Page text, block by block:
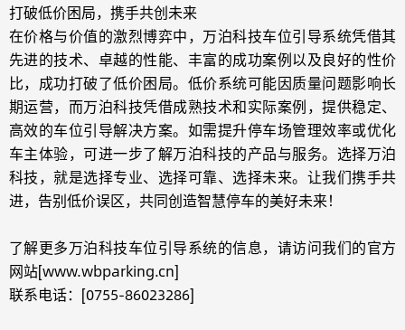
打破低价困局，携手共创未来
在价格与价值的激烈博弈中，万泊科技车位引导系统凭借其
先进的技术、卓越的性能、丰富的成功案例以及良好的性价
比，成功打破了低价困局。低价系统可能因质量问题影响长
期运营，而万泊科技凭借成熟技术和实际案例，提供稳定、
高效的车位引导解决方案。如需提升停车场管理效率或优化
车主体验，可进一步了解万泊科技的产品与服务。选择万泊
科技，就是选择专业、选择可靠、选择未来。让我们携手共
进，告别低价误区，共同创造智慧停车的美好未来！
了解更多万泊科技车位引导系统的信息，请访问我们的官方
网站[www.wbparking.cn]
联系电话：[0755-86023286]